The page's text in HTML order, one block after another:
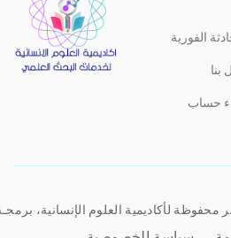
الفورية
بنا
حساب
محفوظة لأكاديمية العلوم الإنسانية،